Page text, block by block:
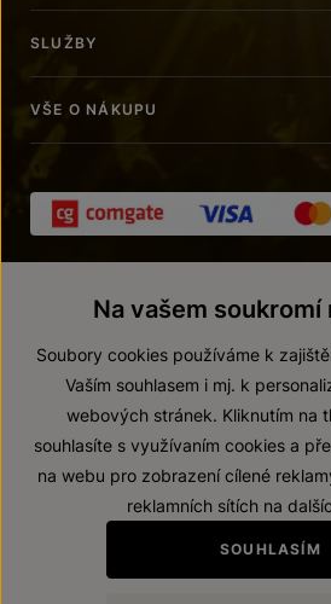
SLUŽBY
VŠE O NÁKUPU
© 2026 ZNOVÍN
Prohlášení o
Zákaz prodeje alkoholických nápojů
Na vašem soukromí
Soubory cookies používáme k
Vaším souhlasem i mj. k
webových stránek. Kliknutím na
souhlasíte s využívaním cookies a
na webu pro zobrazení cílené
reklamních sítích na
SOUHLASÍM